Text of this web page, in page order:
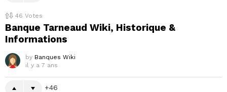
46 Votes
Banque Tarneaud Wiki, Historique &
Informations
by Banques Wiki
il y a 7 ans
46